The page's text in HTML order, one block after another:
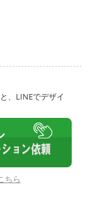
、LINEでデザイ
ちら